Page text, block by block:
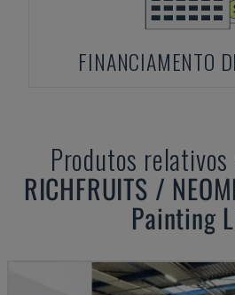
FINANCIAMENTO
Produtos relativos
RICHFRUITS /
Painting